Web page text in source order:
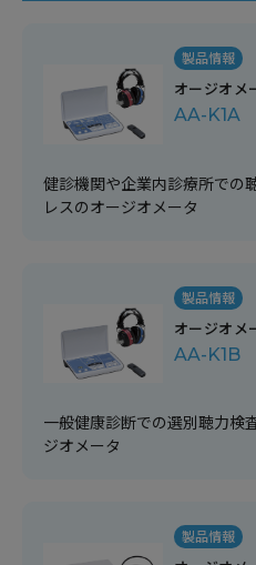
製品情報
オージオメ
AA-K1A
健診機関や企業内診療所での
レスのオージオメータ
製品情報
オージオメ
AA-K1B
一般健康診断での選別聴力検
ジオメータ
製品情報